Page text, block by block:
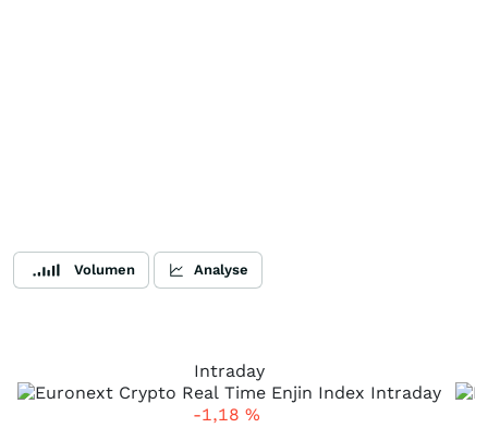
Volumen Analyse
Intraday
-1,18 %